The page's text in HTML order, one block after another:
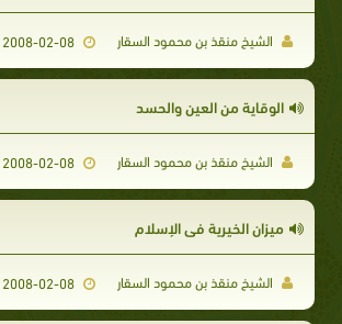
الشيخ منقذ بن محمود السقار 2008-02-08
الوقاية من العين والحسد
الشيخ منقذ بن محمود السقار 2008-02-08
ميزان الخيرية في الإسلام
الشيخ منقذ بن محمود السقار 2008-02-08